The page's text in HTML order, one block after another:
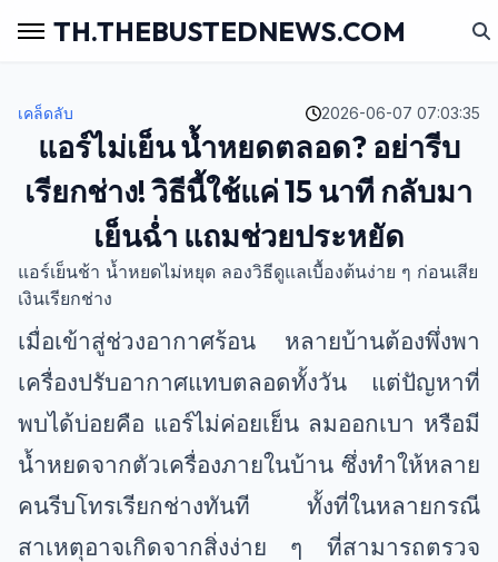
TH.THEBUSTEDNEWS.COM
เคล็ดลับ 2026-06-07 07:03:35
แอร์ไม่เย็น น้ำหยดตลอด? อย่ารีบ
เรียกช่าง! วิธีนี้ใช้แค่ 15 นาที กลับมา
เย็นฉ่ำ แถมช่วยประหยัด
แอร์เย็นช้า น้ำหยดไม่หยุด ลองวิธีดูแลเบื้องต้นง่าย ๆ ก่อนเสีย
เงินเรียกช่าง
เมื่อเข้าสู่ช่วงอากาศร้อน หลายบ้านต้องพึ่งพา
เครื่องปรับอากาศแทบตลอดทั้งวัน แต่ปัญหาที่
พบได้บ่อยคือ แอร์ไม่ค่อยเย็น ลมออกเบา หรือมี
น้ำหยดจากตัวเครื่องภายในบ้าน ซึ่งทำให้หลาย
คนรีบโทรเรียกช่างทันที ทั้งที่ในหลายกรณี
สาเหตุอาจเกิดจากสิ่งง่าย ๆ ที่สามารถตรวจ